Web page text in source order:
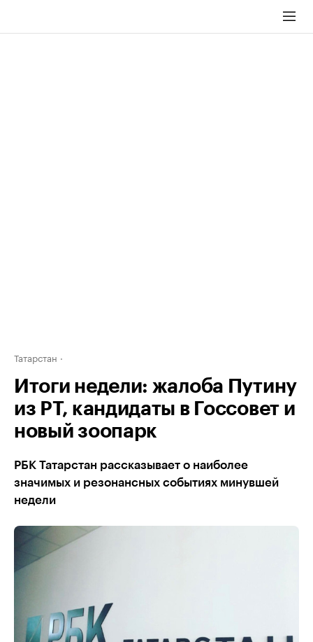
Татарстан
Итоги недели: жалоба Путину
из РТ, кандидаты в Госсовет и
новый зоопарк
РБК Татарстан рассказывает о наиболее
значимых и резонансных событиях минувшей
недели